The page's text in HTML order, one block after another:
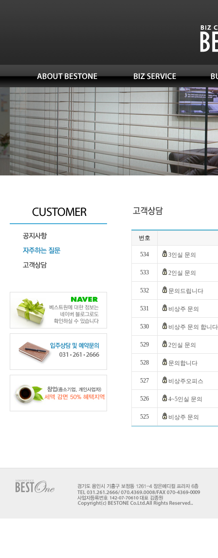
번호
534 3인실 문의
533 2인실 문의
532 문의드립니다
531 비상주 문의
530 비상주 문의 합니다
529 2인실 문의
528 문의합니다
527 비상주오피스
526 4~5인실 문의
525 비상주 문의